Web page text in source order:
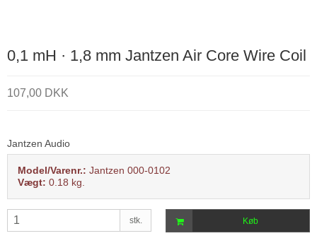
0,1 mH · 1,8 mm Jantzen Air Core Wire Coil
107,00 DKK
Jantzen Audio
Model/Varenr.: Jantzen 000-0102
Vægt: 0.18 kg.
stk. Køb